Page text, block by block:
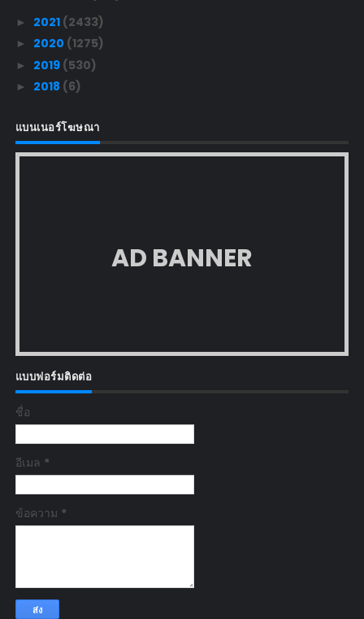
► 2021 (2433)
► 2020 (1275)
► 2019 (530)
► 2018 (6)
แบนเนอร์โฆษณา
AD BANNER
แบบฟอร์มติดต่อ
ชื่อ
อีเมล *
ข้อความ *